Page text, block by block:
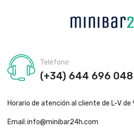
Teléfono:
(+34) 644 696 048
Horario de atención al cliente de L-V de
Email:info@minibar24h.com